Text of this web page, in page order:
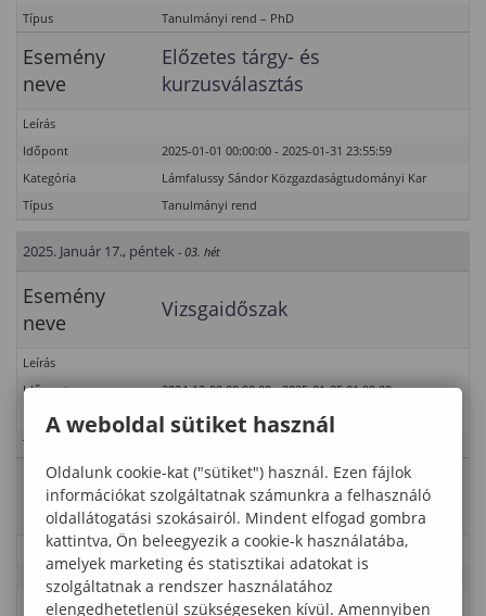
Típus
Tanulmányi rend – PhD
Esemény
neve
Előzetes tárgy- és
kurzusválasztás
Leírás
Időpont
2025-01-01 00:00:00 - 2025-01-31 23:55:59
Kategória
Lámfalussy Sándor Közgazdaságtudományi Kar
Típus
Tanulmányi rend
2025. Január 17., péntek - 03. hét
Esemény
neve
Vizsgaidőszak
Leírás
Időpont
2024-12-09 00:00:00 - 2025-01-25 01:00:00
Kategória
Lámfalussy Sándor Közgazdaságtudományi Kar
Típus
Esemény
neve
Doktoranduszok vizsgaidőszaka
Leírás
2024-12-09 00:00:00 - 2025-01-31 23:55:00
Kategória
Lámfalussy Sándor Közgazdaságtudományi Kar
A weboldal sütiket használ
Oldalunk cookie-kat ("sütiket") használ. Ezen fájlok
információkat szolgáltatnak számunkra a felhasználó
oldallátogatási szokásairól. Mindent elfogad gombra
kattintva, Ön beleegyezik a cookie-k használatába,
amelyek marketing és statisztikai adatokat is
szolgáltatnak a rendszer használatához
elengedhetetlenül szükségeseken kívül. Amennyiben